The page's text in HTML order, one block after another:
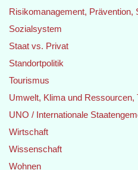
Risikomanagement, Prävention,
Sozialsystem
Staat vs. Privat
Standortpolitik
Tourismus
Umwelt, Klima und Ressourcen,
UNO / Internationale
Wirtschaft
Wissenschaft
Wohnen